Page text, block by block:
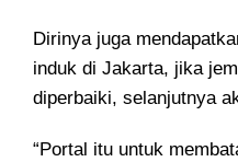
Dirinya juga
induk di Jakarta, jika
diperbaiki, selanjutnya
“Portal itu untuk